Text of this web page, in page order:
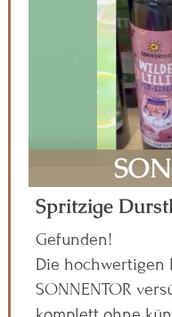
Spritzige
Gefunden!
Die hochwertigen
SONNENTOR